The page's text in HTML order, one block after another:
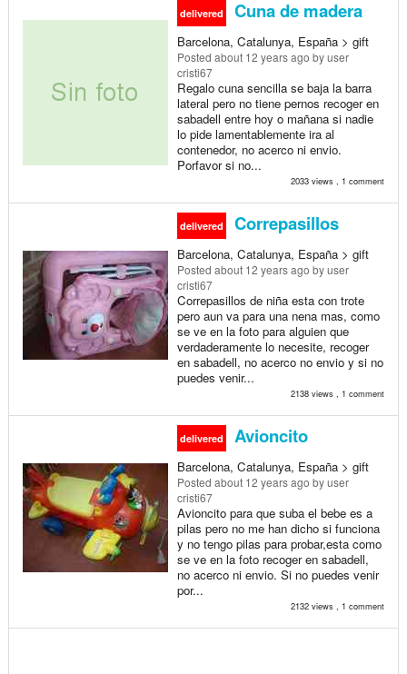
delivered Cuna de madera
Barcelona, Catalunya, España > gift
Posted about 12 years ago by user
cristi67
Regalo cuna sencilla se baja la barra
lateral pero no tiene pernos recoger en
sabadell entre hoy o mañana si nadie
lo pide lamentablemente ira al
contenedor, no acerco ni envio.
Porfavor si no...
2033 views , 1 comment
delivered Correpasillos
Barcelona, Catalunya, España > gift
Posted about 12 years ago by user
cristi67
Correpasillos de niña esta con trote
pero aun va para una nena mas, como
se ve en la foto para alguien que
verdaderamente lo necesite, recoger
en sabadell, no acerco no envio y si no
puedes venir...
2138 views , 1 comment
delivered Avioncito
Barcelona, Catalunya, España > gift
Posted about 12 years ago by user
cristi67
Avioncito para que suba el bebe es a
pilas pero no me han dicho si funciona
y no tengo pilas para probar,esta como
se ve en la foto recoger en sabadell,
no acerco ni envio. Si no puedes venir
por...
2132 views , 1 comment